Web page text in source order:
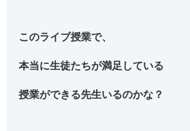
このライブ授業で、
本当に生徒たちが満足している
授業ができる先生いるのかな？